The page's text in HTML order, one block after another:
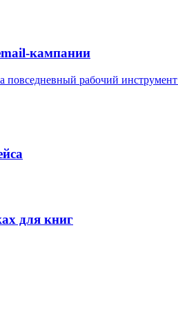
кампании
повседневный рабочий инструмент
для книг